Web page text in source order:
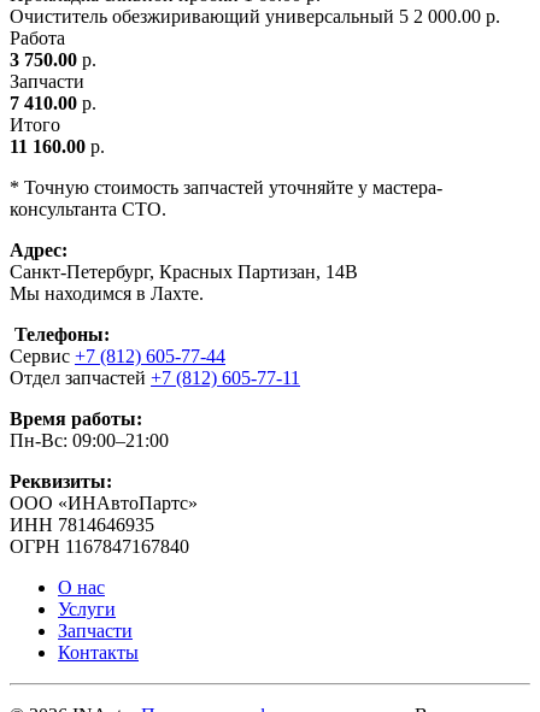
Очиститель обезжиривающий универсальный 5 2 000.00 р.
Работа
3 750.00 р.
Запчасти
7 410.00 р.
Итого
11 160.00 р.
* Точную стоимость запчастей уточняйте у мастера-
консультанта СТО.
Адрес:
Санкт-Петербург, Красных Партизан, 14В
Мы находимся в Лахте.
Телефоны:
Сервис +7 (812) 605-77-44
Отдел запчастей +7 (812) 605-77-11
Время работы:
Пн-Вс: 09:00–21:00
Реквизиты:
ООО «ИНАвтоПартс»
ИНН 7814646935
ОГРН 1167847167840
О нас
Услуги
Запчасти
Контакты